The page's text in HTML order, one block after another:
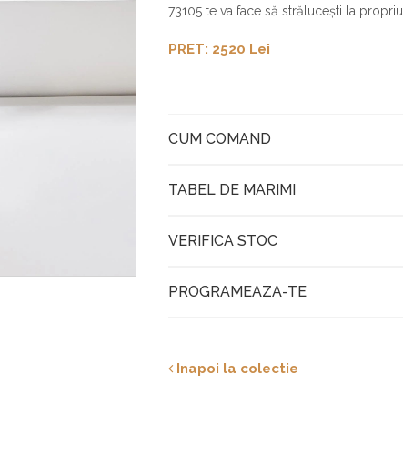
73105 te va face să strălucești la propriu.
PRET: 2520 Lei
CUM COMAND
TABEL DE MARIMI
VERIFICA STOC
PROGRAMEAZA-TE
Inapoi la colectie